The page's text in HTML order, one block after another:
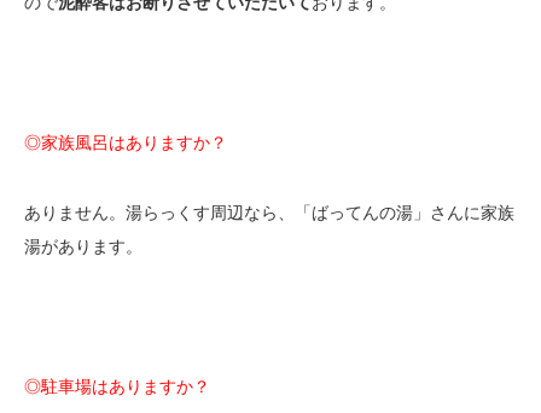
◎家族風呂はありますか？
ありません。湯らっくす周辺なら、「ばってんの湯」さんに家族
湯があります。
◎駐車場はありますか？